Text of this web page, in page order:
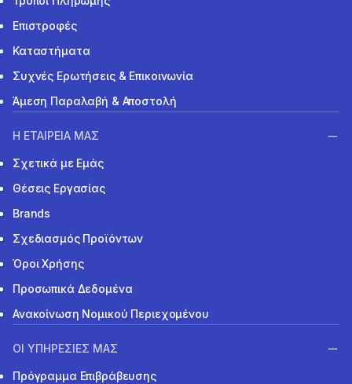
Επιστροφές
Καταστήματα
Συχνές Ερωτήσεις & Επικοινωνία
Άμεση Παραλαβή & Αποστολή
Η ΕΤΑΙΡΕΙΑ ΜΑΣ
Σχετικά με Εμάς
Θέσεις Εργασίας
Brands
Σχεδιασμός Προϊόντων
Όροι Χρήσης
Προσωπικά Δεδομένα
Ανακοίνωση Νομικού Περιεχομένου
ΟΙ ΥΠΗΡΕΣΙΕΣ ΜΑΣ
Πρόγραμμα Επιβράβευσης